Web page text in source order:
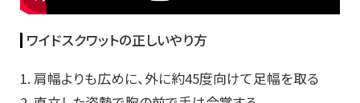
ワイドスクワットの正しいやり方
1. 肩幅よりも広めに、外に約45度向けて足幅を取る